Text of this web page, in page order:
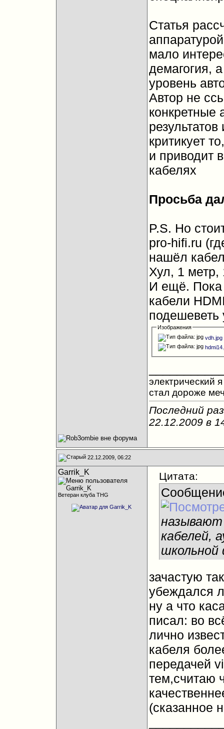
Статья
мало
демагогия,
уровень
Автор не
конкретные
критикует
и приводит
кабелях
Просьба
P.S. Но
pro-hifi.ru
нашёл
Хул, 1 метр,
И ещё. Пока
кабели
Изображения
vdh.jpg
электрический
стал дороже
Последний
22.12.2009 в
22.12.2009, 06:22
Garrik_K
Ветеран клуба THG
Цитата:
кабелей,
школьной
зачастую
убеждался
ну а что
писал: во
лично
кабеля
передачей
тем,считаю
(сказанное